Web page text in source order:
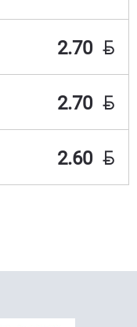
2.70 BYN
2.70 BYN
2.60 BYN